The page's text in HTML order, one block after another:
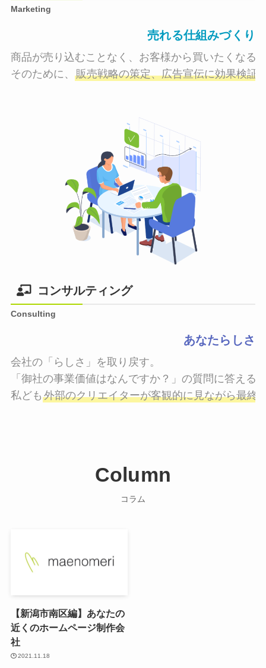
Marketing
売れる仕組みづくり
商品が売り込むことなく、お客様から買いたくなる
そのために、 販売戦略の策定、広告宣伝に効果検証
コンサルティング
Consulting
あなたらしさ
会社の「らしさ」を取り戻す。
「御社の事業価値はなんですか？」の質問に答える
私ども 外部のクリエイターが客観的に見ながら最終
Column
コラム
【新潟市南区編】あなたの
近くのホームページ制作会
社
2021.11.18